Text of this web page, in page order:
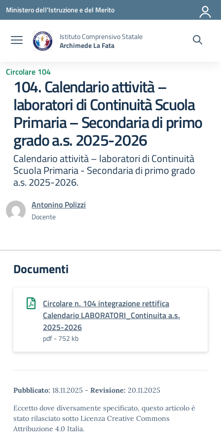
Vai ai contenuti
Vai al menu di navigazione
Vai al footer
Ministero dell'Istruzione e del Merito
Istituto Comprensivo Statale
Archimede La Fata
Circolare 104
104. Calendario attività –
laboratori di Continuità Scuola
Primaria – Secondaria di primo
grado a.s. 2025-2026
Calendario attività – laboratori di Continuità
Scuola Primaria - Secondaria di primo grado
a.s. 2025-2026.
Antonino Polizzi
Docente
Documenti
Circolare n. 104 integrazione rettifica
Calendario LABORATORI_Continuita a.s.
2025-2026
pdf - 752 kb
Pubblicato: 18.11.2025 - Revisione: 20.11.2025
Eccetto dove diversamente specificato, questo articolo è
stato rilasciato sotto Licenza Creative Commons
Attribuzione 4.0 Italia.